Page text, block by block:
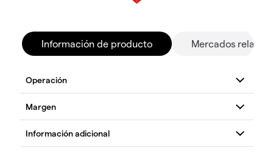
Información de producto Mercados